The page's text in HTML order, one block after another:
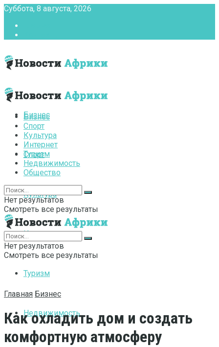
Суббота, 8 августа, 2026
Бизнес
Спорт
Культура
Интернет
Туризм
Недвижимость
Бизнес
Спорт
Культура
Интернет
Туризм
Недвижимость
Общество
Нет результатов
Смотреть все результаты
Нет результатов
Смотреть все результаты
Главная Бизнес
Как охладить дом и создать
комфортную атмосферу